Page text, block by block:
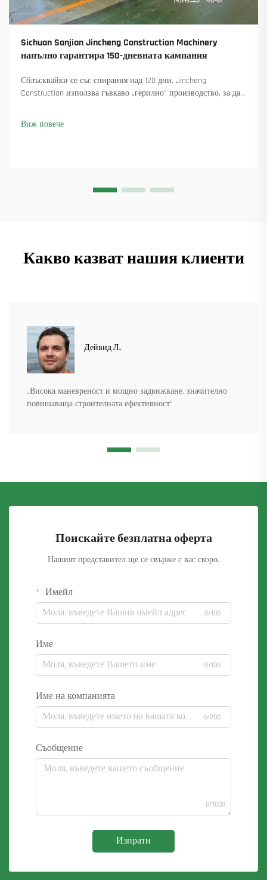
Sichuan Sanjian Jincheng Construction Machinery
напълно гарантира 150-дневната кампания
Сблъсквайки се със спирания над 120 дни, Jincheng
Construction използва гъвкаво „герилно“ производство, за да
Вижте как са поддържали производството в движение.
Виж повече
Какво казват нашия клиенти
Дейвид Л.
„Висока маневреност и мощно задвижване, значително
повишаваща строителната ефективност“
Поискайте безплатна оферта
Нашият представител ще се свърже с вас скоро.
Имейл
0/100
Име
0/100
Име на компанията
0/200
Съобщение
0/1000
Изпрати